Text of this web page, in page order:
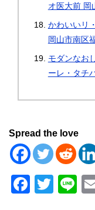
オ医大前 岡
かわいいリ
岡山市南区
モダンなお
ーレ・タチ
Spread the love
F
T
Li